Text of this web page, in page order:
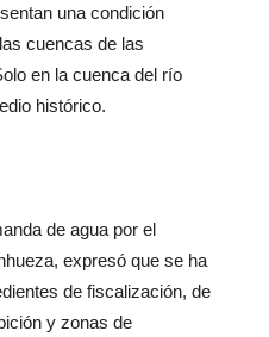
una condición
cuencas de las
en la cuenca del río
histórico.
de agua por el
expresó que se ha
de fiscalización, de
y zonas de